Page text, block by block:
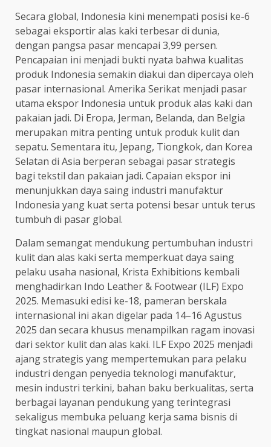
Secara global, Indonesia kini menempati posisi ke-6
sebagai eksportir alas kaki terbesar di dunia,
dengan pangsa pasar mencapai 3,99 persen.
Pencapaian ini menjadi bukti nyata bahwa kualitas
produk Indonesia semakin diakui dan dipercaya oleh
pasar internasional. Amerika Serikat menjadi pasar
utama ekspor Indonesia untuk produk alas kaki dan
pakaian jadi. Di Eropa, Jerman, Belanda, dan Belgia
merupakan mitra penting untuk produk kulit dan
sepatu. Sementara itu, Jepang, Tiongkok, dan Korea
Selatan di Asia berperan sebagai pasar strategis
bagi tekstil dan pakaian jadi. Capaian ekspor ini
menunjukkan daya saing industri manufaktur
Indonesia yang kuat serta potensi besar untuk terus
tumbuh di pasar global.
Dalam semangat mendukung pertumbuhan industri
kulit dan alas kaki serta memperkuat daya saing
pelaku usaha nasional, Krista Exhibitions kembali
menghadirkan Indo Leather & Footwear (ILF) Expo
2025. Memasuki edisi ke-18, pameran berskala
internasional ini akan digelar pada 14–16 Agustus
2025 dan secara khusus menampilkan ragam inovasi
dari sektor kulit dan alas kaki. ILF Expo 2025 menjadi
ajang strategis yang mempertemukan para pelaku
industri dengan penyedia teknologi manufaktur,
mesin industri terkini, bahan baku berkualitas, serta
berbagai layanan pendukung yang terintegrasi
sekaligus membuka peluang kerja sama bisnis di
tingkat nasional maupun global.